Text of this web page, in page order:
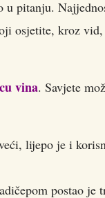
u pitanju.
osjetite, kroz
vina. Savjete
lijepo je i
postao